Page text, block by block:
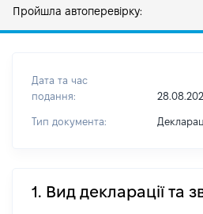
Пройшла автоперевірку:
Дата та час
подання:
Тип документа:
1. Вид декларації та